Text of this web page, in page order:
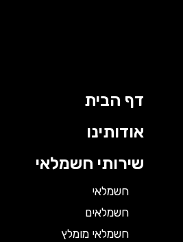
דף הבית
אודותינו
שירותי חשמלאי
חשמלאי
חשמלאים
חשמלאי מומלץ